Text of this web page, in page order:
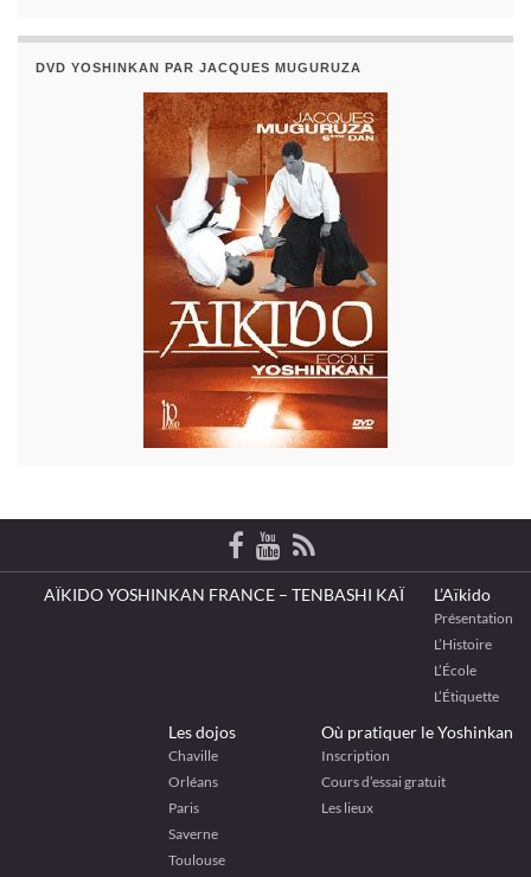
DVD YOSHINKAN PAR JACQUES MUGURUZA
AÏKIDO YOSHINKAN FRANCE – TENBASHI KAÏ L’Aïkido
Présentation
L’Histoire
L’École
L’Étiquette
Les dojos
Chaville
Orléans
Paris
Saverne
Toulouse
Où pratiquer le Yoshinkan
Inscription
Cours d’essai gratuit
Les lieux